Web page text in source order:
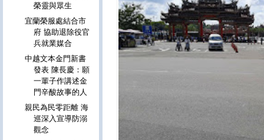
榮靈與眾生
宜蘭榮服處結合市
府 協助退除役官
兵就業媒合
中越文本金門新書
發表 陳長慶：願
一輩子作講述金
門辛酸故事的人
親民為民零距離 海
巡深入宣導防溺
觀念